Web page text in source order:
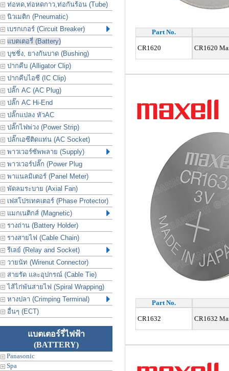
ท่อหด,ท่อหดกาว,ท่อกันร้อน (Tube)
นิวเมติก (Pneumatic)
เบรกเกอร์ (Circuit Breaker)
แบตเตอรี่ (Battery)
บุชชิ่ง, ยางกันบาด (Bushing)
ปากคีบ (Alligator Clip)
ปากคีบไอซี (IC Clip)
ปลั๊ก AC (AC Plug)
ปลั๊ก AC Hi-End
ปลั๊กแปลง หัวAC
ปลั๊กไฟพ่วง (Power Strip)
ปลั๊กเอซีติดแท่น (AC Socket)
พาวเวอร์ซัพพลาย (Supply)
พาวเวอร์ปลั๊ก (Power Plug
พาแนลมิเตอร์ (Panel Meter)
พัดลมระบาย (Axial Fan)
เฟสโปรเทคเตอร์ (Phase Protector)
แมกเนติกส์ (Magnetic)
รางถ่าน (Battery Holder)
รางสายไฟ (Cable Chain)
รีเลย์ (Relay and Socket)
วายนัท (Wirenut Connector)
สายรัด และอุปกรณ์ (Cable Tie)
ไส้ไก่พันสายไฟ (Spiral Wrapping)
หางปลา (Crimping Terminal)
อื่นๆ (ECT)
แบตเตอร์รี่ไฟฟ้า
(BATTERY)
Panasonic
Spa
Part No.
CR1620 CR1620
Part No.
CR1632 CR1632